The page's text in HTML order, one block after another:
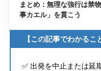
まとめ：無理な強行は禁
事カエル」を貫こう
【この記事でわかるこ
✅ 出発を中止または延